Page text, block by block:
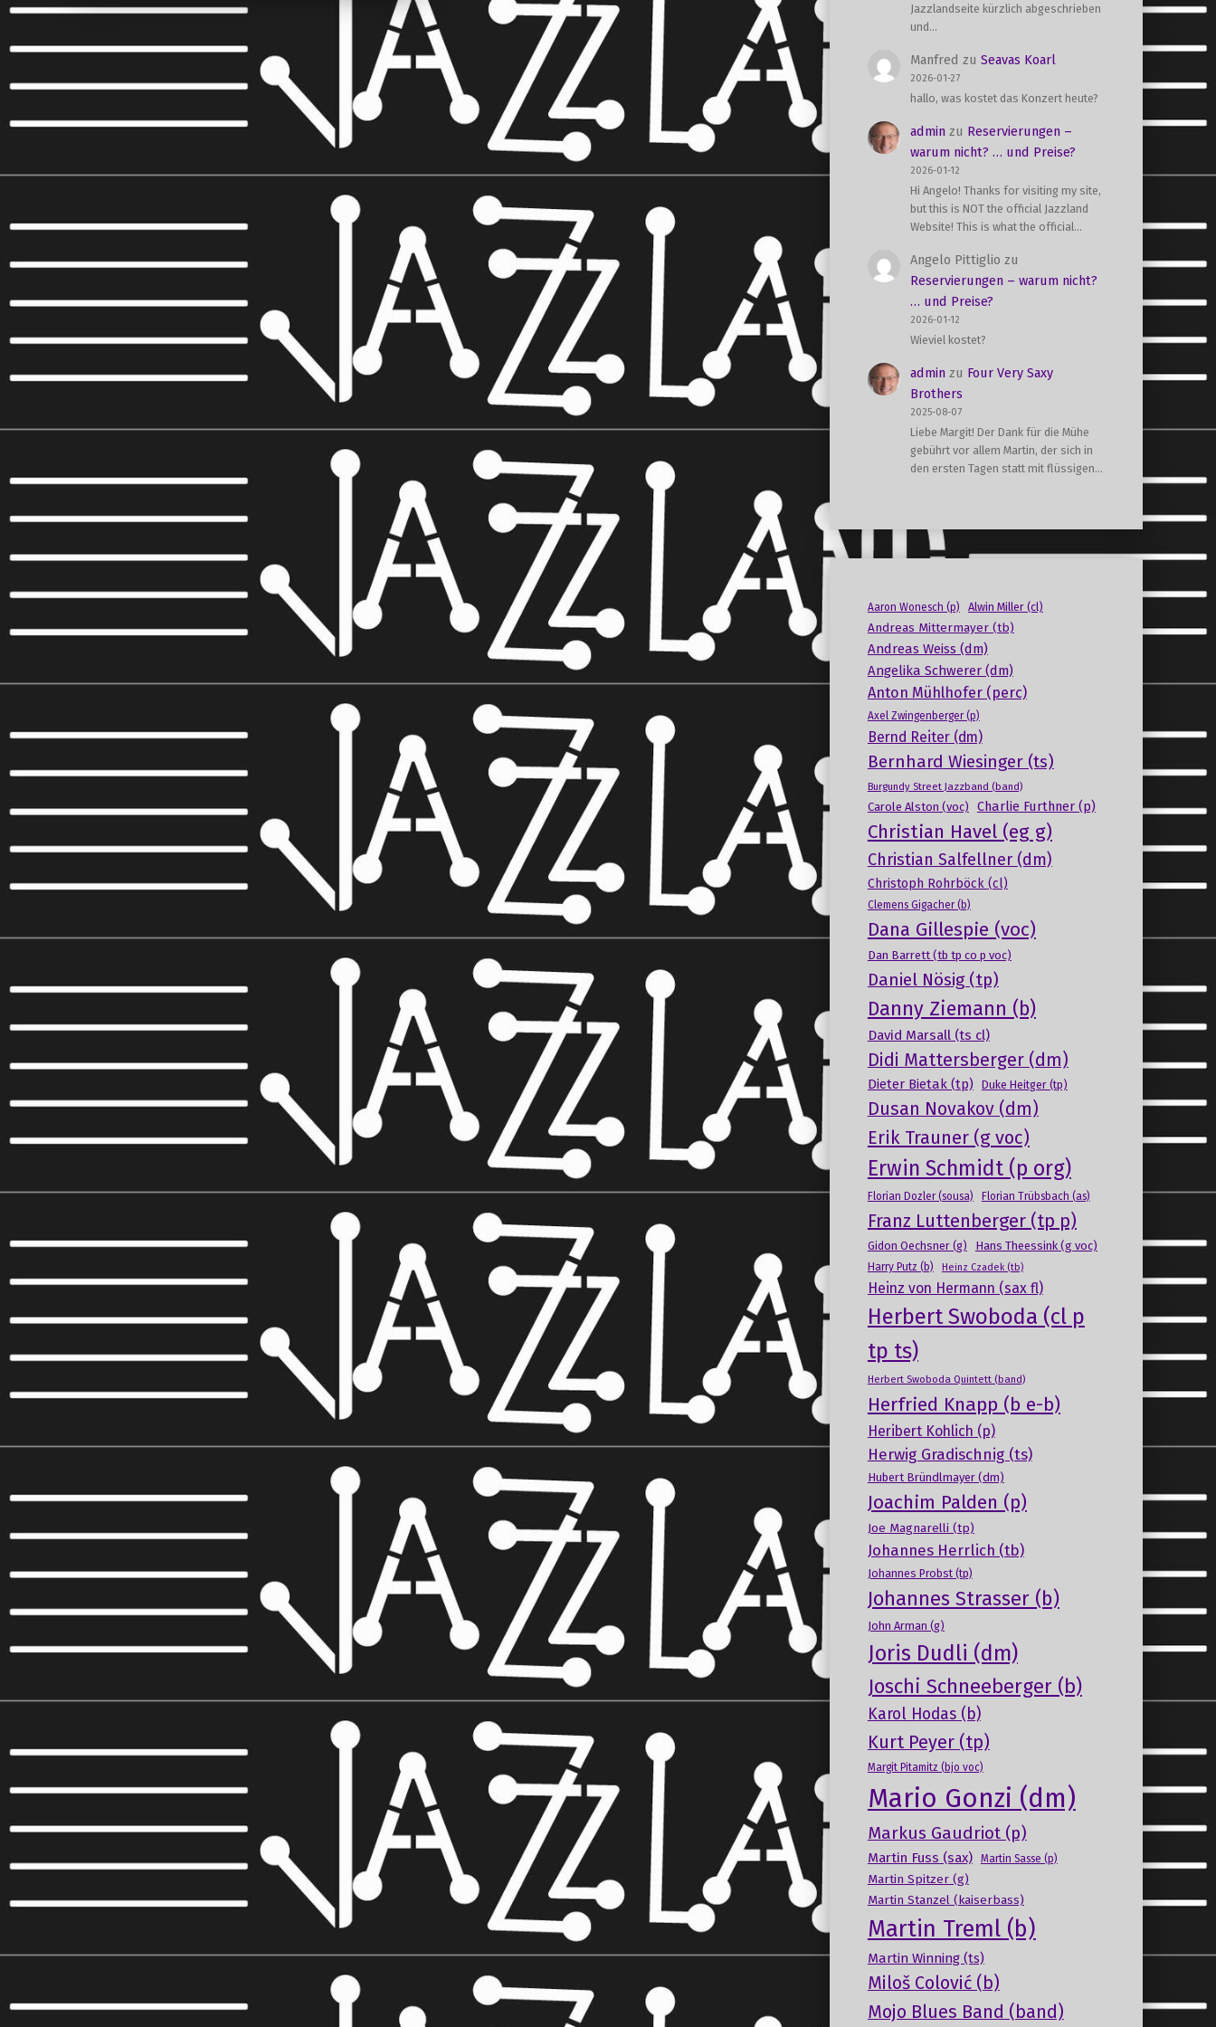
Jazzlandseite kürzlich abgeschrieben
und…
Manfred zu Seavas Koarl
2026-01-27
hallo, was kostet das Konzert heute?
adminzu Reservierungen –
warum nicht? … und Preise?
2026-01-12
Hi Angelo! Thanks for visiting my site,
but this is NOT the official Jazzland
Website! This is what the official…
Angelo Pittiglio zu
Reservierungen – warum nicht?
… und Preise?
2026-01-12
Wieviel kostet?
adminzu Four Very Saxy
Brothers
2025-08-07
Liebe Margit! Der Dank für die Mühe
gebührt vor allem Martin, der sich in
den ersten Tagen statt mit flüssigen…
Aaron Wonesch (p) Alwin Miller (cl)
Andreas Mittermayer (tb)
Andreas Weiss (dm)
Angelika Schwerer (dm)
Anton Mühlhofer (perc)
Axel Zwingenberger (p)
Bernd Reiter (dm)
Bernhard Wiesinger (ts)
Burgundy Street Jazzband (band)
Carole Alston (voc) Charlie Furthner (p)
Christian Havel (eg g)
Christian Salfellner (dm)
Christoph Rohrböck (cl)
Clemens Gigacher (b)
Dana Gillespie (voc)
Dan Barrett (tb tp co p voc)
Daniel Nösig (tp)
Danny Ziemann (b)
David Marsall (ts cl)
Didi Mattersberger (dm)
Dieter Bietak (tp) Duke Heitger (tp)
Dusan Novakov (dm)
Erik Trauner (g voc)
Erwin Schmidt (p org)
Florian Dozler (sousa) Florian Trübsbach (as)
Franz Luttenberger (tp p)
Gidon Oechsner (g) Hans Theessink (g voc)
Harry Putz (b) Heinz Czadek (tb)
Heinz von Hermann (sax fl)
Herbert Swoboda (cl p
tp ts)
Herbert Swoboda Quintett (band)
Herfried Knapp (b e-b)
Heribert Kohlich (p)
Herwig Gradischnig (ts)
Hubert Bründlmayer (dm)
Joachim Palden (p)
Joe Magnarelli (tp)
Johannes Herrlich (tb)
Johannes Probst (tp)
Johannes Strasser (b)
John Arman (g)
Joris Dudli (dm)
Joschi Schneeberger (b)
Karol Hodas (b)
Kurt Peyer (tp)
Margit Pitamitz (bjo voc)
Mario Gonzi (dm)
Markus Gaudriot (p)
Martin Fuss (sax) Martin Sasse (p)
Martin Spitzer (g)
Martin Stanzel (kaiserbass)
Martin Treml (b)
Martin Winning (ts)
Miloš Colović (b)
Mojo Blues Band (band)